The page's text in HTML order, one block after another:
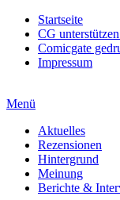
Startseite
CG
Comicgate
Impressum
Menü
Aktuelles
Rezensionen
Hintergrund
Meinung
Berichte &